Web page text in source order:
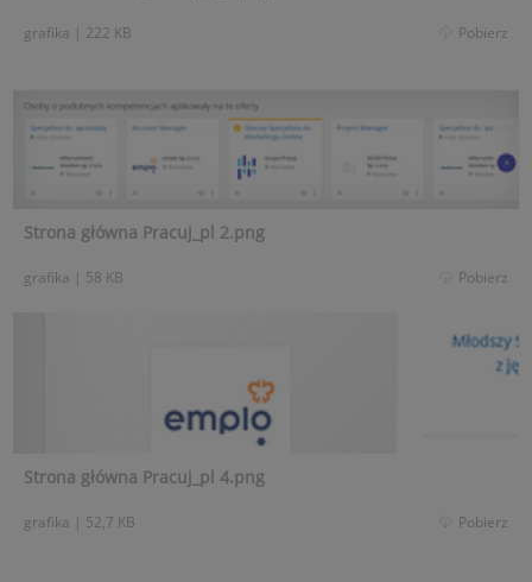
grafika | 222 KB Pobierz
Strona główna Pracuj_pl 2.png
grafika | 58 KB Pobierz
Strona główna Pracuj_pl 4.png
grafika | 52,7 KB Pobierz